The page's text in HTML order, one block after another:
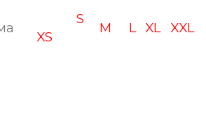
XS
S
M L XL XXL